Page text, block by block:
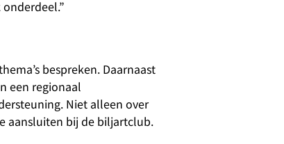
bespreken. Daarnaast
een regionaal
Niet alleen over
aansluiten bij de biljartclub.